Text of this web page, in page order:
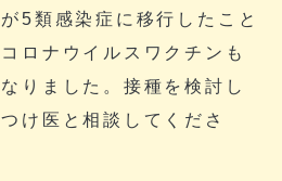
5類感染症に移行したこと
ロナウイルスワクチンも
りました。接種を検討し
け医と相談してくださ